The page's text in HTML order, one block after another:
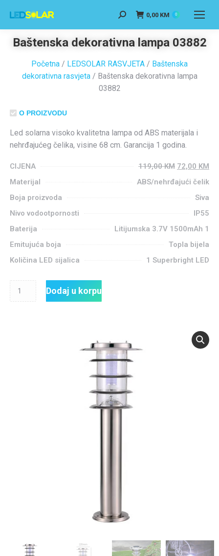
0,00 KM 0
Baštenska dekorativna lampa 03882
Početna / LEDSOLAR RASVJETA / Baštenska
dekorativna rasvjeta/ Baštenska dekorativna lampa
03882
O PROIZVODU
Led solarna visoko kvalitetna lampa od ABS materijala i
nehrđajućeg čelika, visine 68 cm. Garancija 1 godina.
CIJENA 119,00KM 72,00 KM
Materijal
ABS/nehrđajući čelik
Boja proizvoda
Siva
Nivo vodootpornosti
IP55
Baterija
Litijumska 3.7V 1500mAh 1
Emitujuća boja
Topla bijela
Količina LED sijalica
1 Superbright LED
Dodaj u korpu